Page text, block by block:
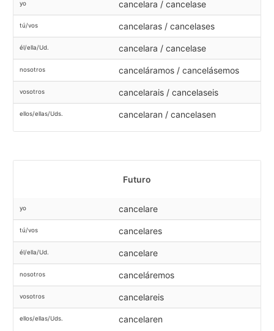
yo cancelara / cancelase
tú/vos cancelaras / cancelases
él/ella/Ud. cancelara / cancelase
nosotros canceláramos / cancelásemos
vosotros cancelarais / cancelaseis
ellos/ellas/Uds. cancelaran / cancelasen
Futuro
yo cancelare
tú/vos cancelares
él/ella/Ud. cancelare
nosotros canceláremos
vosotros cancelareis
ellos/ellas/Uds. cancelaren